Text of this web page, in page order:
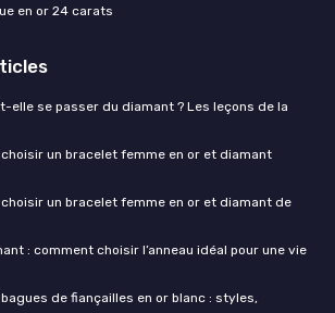
en or 24 carats
elle se passer du diamant ? Les leçons de la
un bracelet femme en or et diamant
un bracelet femme en or et diamant de
: comment choisir l’anneau idéal pour une vie
de fiançailles en or blanc : styles,